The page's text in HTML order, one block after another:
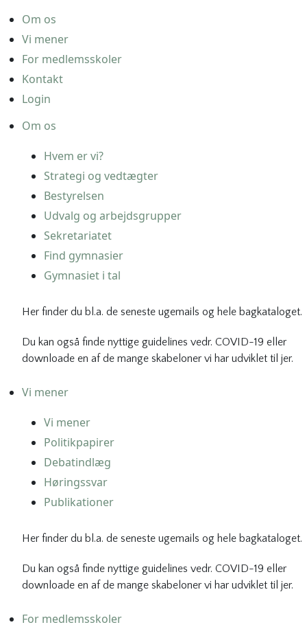
Om os
Vi mener
For medlemsskoler
Kontakt
Login
Om os
Hvem er vi?
Strategi og vedtægter
Bestyrelsen
Udvalg og arbejdsgrupper
Sekretariatet
Find gymnasier
Gymnasiet i tal
Her finder du bl.a. de seneste ugemails og hele bagkataloget.
Du kan også finde nyttige guidelines vedr. COVID-19 eller
downloade en af de mange skabeloner vi har udviklet til jer.
Vi mener
Vi mener
Politikpapirer
Debatindlæg
Høringssvar
Publikationer
Her finder du bl.a. de seneste ugemails og hele bagkataloget.
Du kan også finde nyttige guidelines vedr. COVID-19 eller
downloade en af de mange skabeloner vi har udviklet til jer.
For medlemsskoler